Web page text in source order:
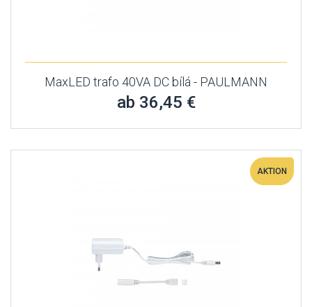
MaxLED trafo 40VA DC bílá - PAULMANN
ab 36,45 €
AKTION